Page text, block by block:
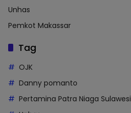
Unhas
Pemkot Makassar
Tag
OJK
Danny pomanto
Pertamina Patra Niaga Sulawesi